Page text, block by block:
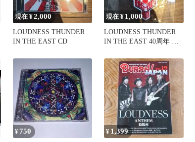
現在 ¥2,000
LOUDNESS THUNDER
IN THE EAST CD
現在 ¥ 1,000
LOUDNESS THUNDER
IN THE EAST 40周年 ワ
¥ 750 ¥ 1,399